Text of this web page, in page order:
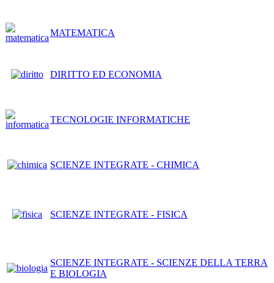
MATEMATICA
DIRITTO ED ECONOMIA
TECNOLOGIE INFORMATICHE
SCIENZE INTEGRATE - CHIMICA
SCIENZE INTEGRATE - FISICA
SCIENZE INTEGRATE - SCIENZE DELLA TERRA
E BIOLOGIA